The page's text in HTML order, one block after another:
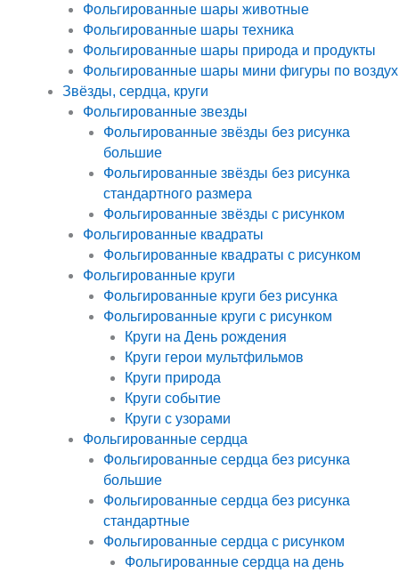
Фольгированные шары животные
Фольгированные шары техника
Фольгированные шары природа и продукты
Фольгированные шары мини фигуры по воздух
Звёзды, сердца, круги
Фольгированные звезды
Фольгированные звёзды без рисунка
большие
Фольгированные звёзды без рисунка
стандартного размера
Фольгированные звёзды с рисунком
Фольгированные квадраты
Фольгированные квадраты с рисунком
Фольгированные круги
Фольгированные круги без рисунка
Фольгированные круги с рисунком
Круги на День рождения
Круги герои мультфильмов
Круги природа
Круги событие
Круги с узорами
Фольгированные сердца
Фольгированные сердца без рисунка
большие
Фольгированные сердца без рисунка
стандартные
Фольгированные сердца с рисунком
Фольгированные сердца на день